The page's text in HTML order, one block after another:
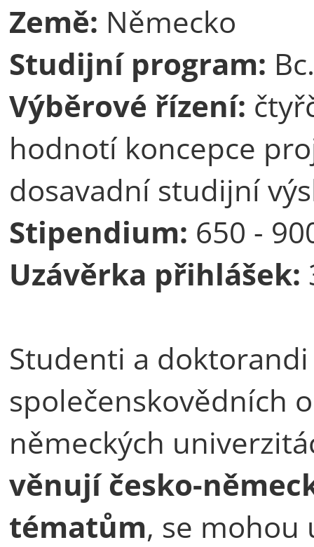
Země: Německo
Studijní program:
Výběrové řízení:
hodnotí koncepce
dosavadní studijní
Stipendium: 650 -
Uzávěrka přihlášek:
Studenti a
společenskovědních
německých
věnují česko-
tématům, se